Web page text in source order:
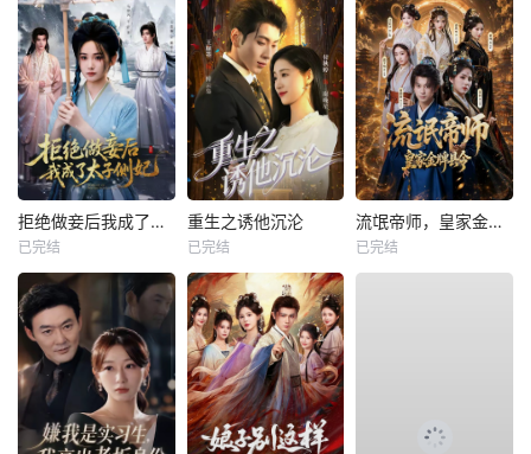
拒绝做妾后我成了太子侧妃
已完结
重生之诱他沉沦
已完结
流氓帝师，皇家金牌县令
已完结